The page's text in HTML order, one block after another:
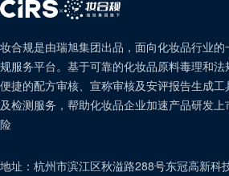
×
妆合规是由瑞旭集团出品，面向化妆品行业的
规服务平台。基于可靠的化妆品原料毒理和法
便捷的配方审核、宣称审核及安评报告生成工
及检测服务，帮助化妆品企业加速产品研发
险
地址： 杭州市滨江区秋溢路288号东冠高新科